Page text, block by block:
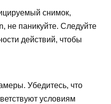
снимок,
не паникуйте. Следуйте
действий, чтобы
Убедитесь, что
условиям